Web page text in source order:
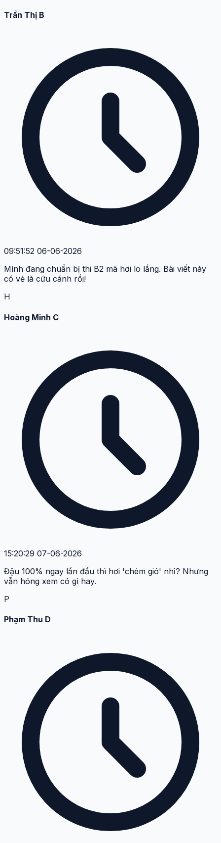
Trần Thị B
09:51:52 06-06-2026
Mình đang chuẩn bị thi B2 mà hơi lo lắng. Bài viết này
có vẻ là cứu cánh rồi!
H
Hoàng Minh C
15:20:29 07-06-2026
Đậu 100% ngay lần đầu thì hơi 'chém gió' nhỉ? Nhưng
vẫn hóng xem có gì hay.
P
Phạm Thu D